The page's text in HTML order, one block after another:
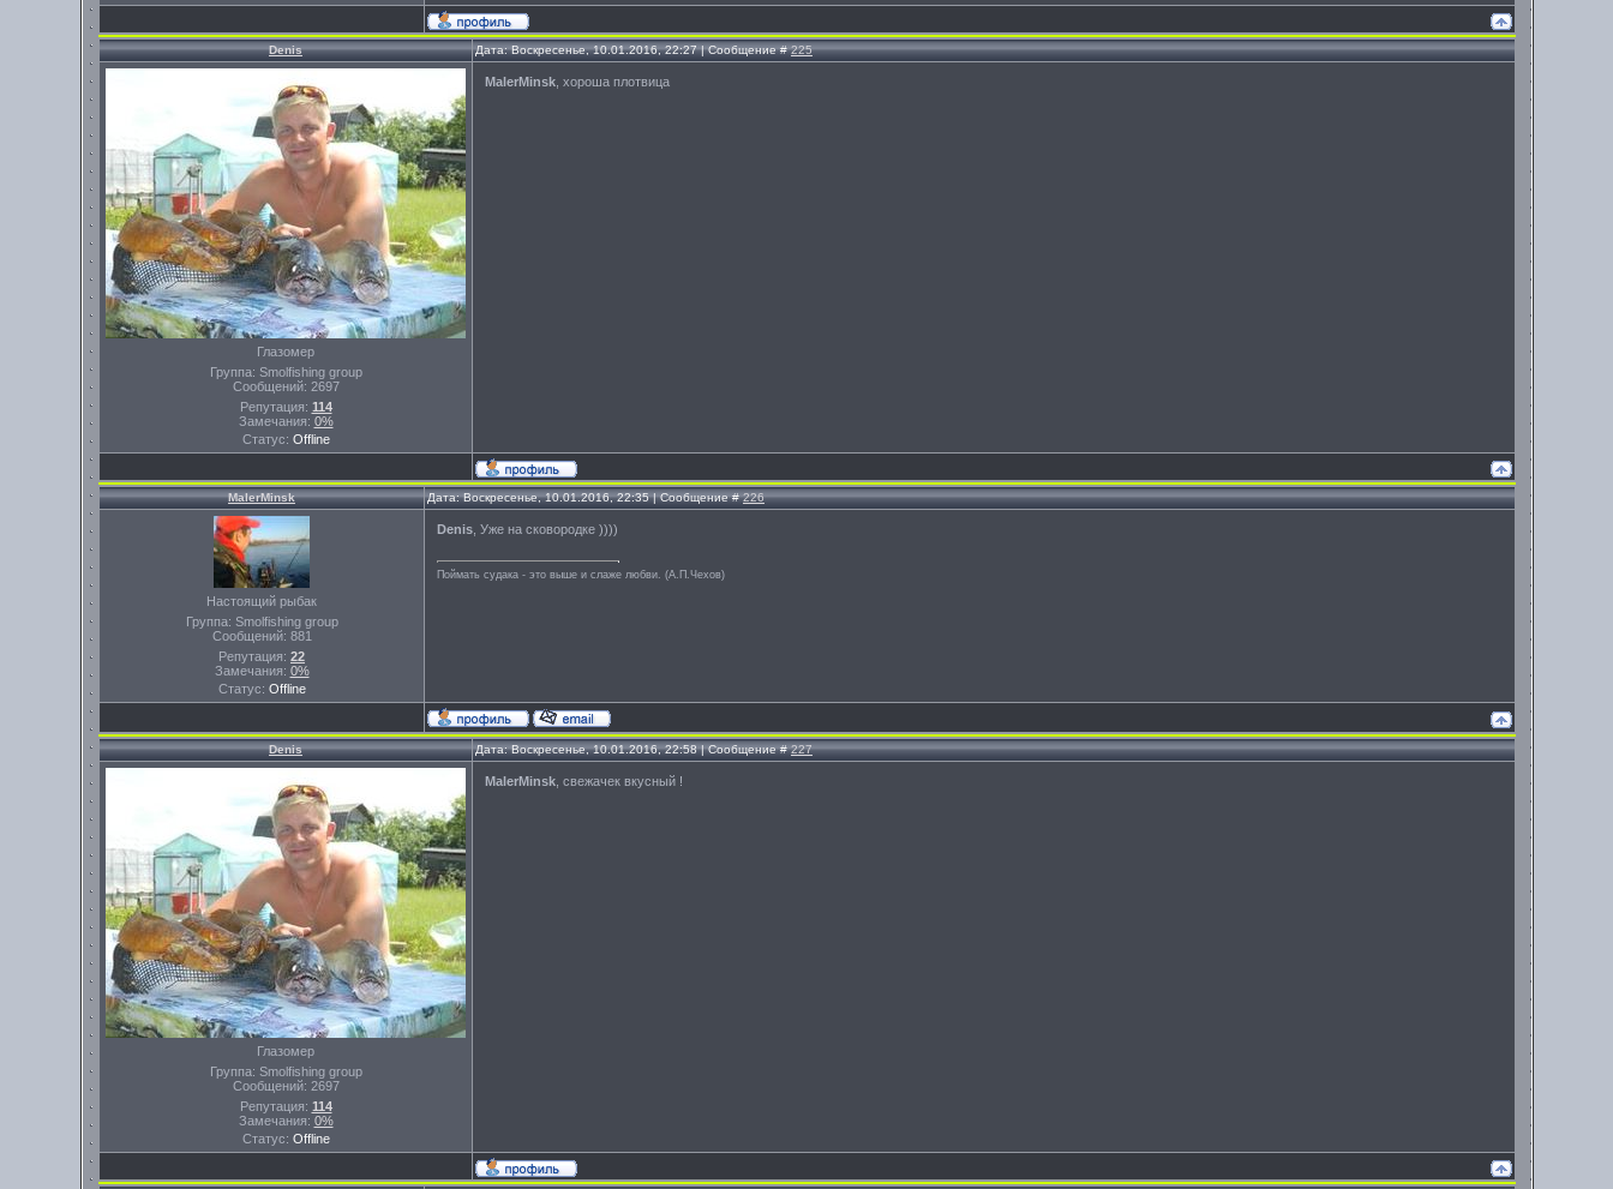
Denis Дата: Воскресенье, 10.01.2016, 22:27 | Сообщение #225
Глазомер
Группа: Smolfishing group
Сообщений: 2697
Репутация: 114
Замечания: 0%
Статус: Offline
MalerMinsk , хороша плотвица
MalerMinsk Дата: Воскресенье, 10.01.2016, 22:35 | Сообщение #226
Настоящий рыбак
Группа: Smolfishing group
Сообщений: 881
Репутация: 22
Замечания: 0%
Статус: Offline
Denis , Уже на сковородке ))))
Поймать судака - это выше и слаже любви. (А.П.Чехов)
Denis Дата: Воскресенье, 10.01.2016, 22:58 | Сообщение #227
Глазомер
Группа: Smolfishing group
Сообщений: 2697
Репутация: 114
Замечания: 0%
Статус: Offline
MalerMinsk , свежачек вкусный !